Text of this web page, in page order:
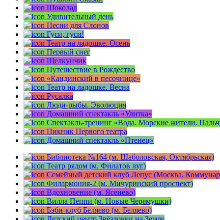
Шоколад
Удивительный день
Песни для Слонов
Гуси, гуси!
Театр на ладошке. Осень
Первый снег
Щелкунчик
Путешествие в Рождество
«Кандинский в песочнице»
Театр на ладошке. Весна
Русалка
Люди-рыбы. Эволюция
Домашний спектакль «Улитка»
Спектакль-тренинг «Вода. Морские жители.
Пикник Первого театра
Домашний спектакль «Птенец»
Библиотека №164 (м. Шаболовская, Октябрьская)
Театр рядом (м. Филатов луг)
Семейный детский клуб Лепус (Москва,
Филармония-2 (м. Мичуринский проспект)
Вдохновение (м. Ясенево)
Вилла Пеппи (м. Новые Черемушки)
Бэби-клуб Беляево (м. Беляево)